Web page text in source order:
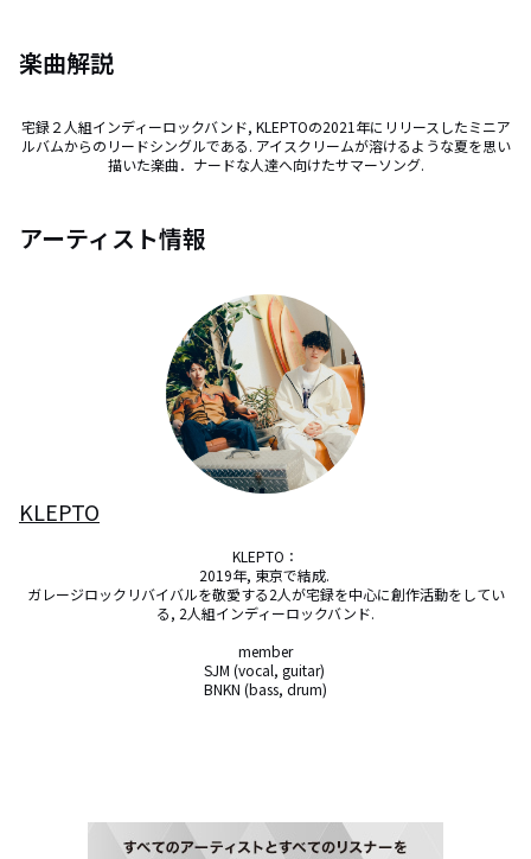
楽曲解説
宅録２人組インディーロックバンド, KLEPTOの2021年にリリースしたミニア
ルバムからのリードシングルである. アイスクリームが溶けるような夏を思い
描いた楽曲．ナードな人達へ向けたサマーソング.
アーティスト情報
KLEPTO
KLEPTO：
2019年, 東京で結成.
ガレージロックリバイバルを敬愛する2人が宅録を中心に創作活動をしてい
る, 2人組インディーロックバンド.
member
SJM (vocal, guitar)
BNKN (bass, drum)